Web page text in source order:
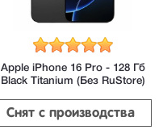
Apple iPhone 16 Pro - 128 Гб
Black Titanium (Без RuStore)
Снят с производства